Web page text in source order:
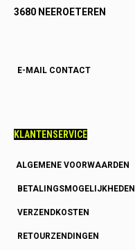
3680 NEEROETEREN
E-MAIL CONTACT
KLANTENSERVICE
ALGEMENE VOORWAARDEN
BETALINGSMOGELIJKHEDEN
VERZENDKOSTEN
RETOURZENDINGEN